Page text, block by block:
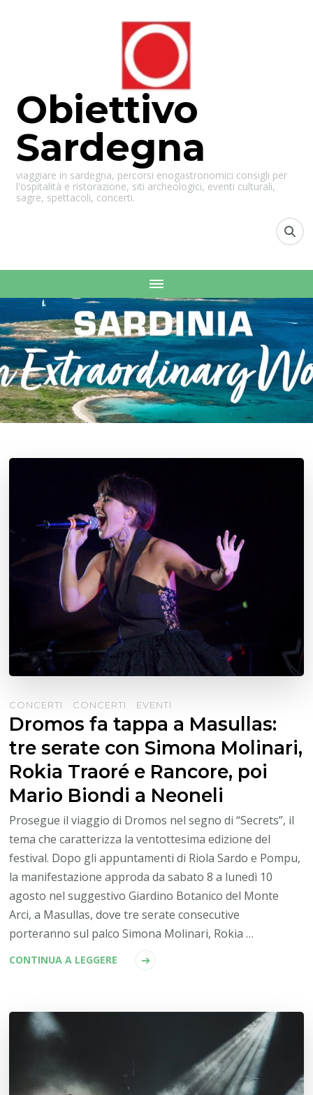
Obiettivo
Sardegna
viaggiare in sardegna, percorsi enogastronomici consigli per
l'ospitalità e ristorazione, siti archeologici, eventi culturali,
sagre, spettacoli, concerti.
CONCERTI CONCERTI EVENTI
Dromos fa tappa a Masullas:
tre serate con Simona Molinari,
Rokia Traoré e Rancore, poi
Mario Biondi a Neoneli
Prosegue il viaggio di Dromos nel segno di “Secrets”, il
tema che caratterizza la ventottesima edizione del
festival. Dopo gli appuntamenti di Riola Sardo e Pompu,
la manifestazione approda da sabato 8 a lunedì 10
agosto nel suggestivo Giardino Botanico del Monte
Arci, a Masullas, dove tre serate consecutive
porteranno sul palco Simona Molinari, Rokia …
CONTINUA A LEGGERE